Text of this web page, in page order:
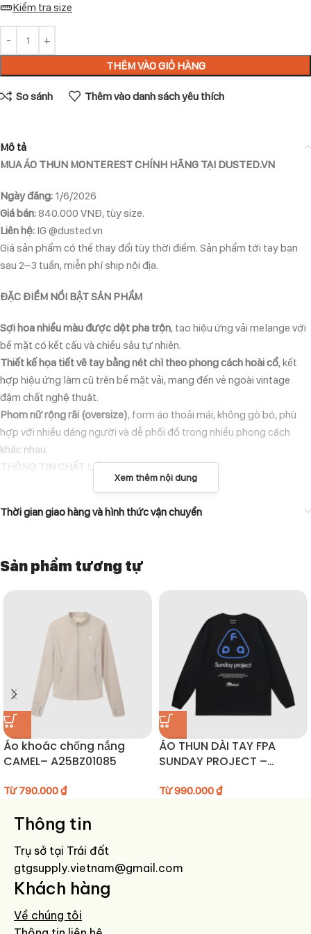
Kiểm tra size
THÊM VÀO GIỎ HÀNG
So sánh Thêm vào danh sách yêu thích
Mô tả
MUA ÁO THUN MONTEREST CHÍNH HÃNG TẠI DUSTED.VN
Ngày đăng: 1/6/2026
Giá bán:840.000 VNĐ, tùy size.
Liên hệ: IG @dusted.vn
Giá sản phẩm có thể thay đổi tùy thời điểm. Sản phẩm tới tay bạn
sau 2–3 tuần, miễn phí ship nội địa.
ĐẶC ĐIỂM NỔI BẬT SẢN PHẨM
Sợi hoa nhiều màu được dệt pha trộn, tạo hiệu ứng vải melange với
bề mặt có kết cấu và chiều sâu tự nhiên.
Thiết kế họa tiết vẽ tay bằng nét chì theo phong cách hoài cổ, kết
hợp hiệu ứng làm cũ trên bề mặt vải, mang đến vẻ ngoài vintage
đậm chất nghệ thuật.
Phom nữ rộng rãi (oversize), form áo thoải mái, không gò bó, phù
hợp với nhiều dáng người và dễ phối đồ trong nhiều phong cách
khác nhau.
THÔNG TIN CHẤT LIỆU
HƯỚNG DẪN BẢO QUẢN
Giặt máy ở chế độ nhẹ hoặc giặt tay với nước lạnh.
Không sử dụng thuốc tẩy.
Lộn trái áo trước khi giặt để bảo vệ bề mặt vải.
Phơi nơi thoáng mát, ủi ở nhiệt độ thấp.
Xem thêm nội dung
Thời gian giao hàng và hình thức vận chuyển
Sản phẩm tương tự
Áo khoác chống nắng
CAMEL– A25BZ01085
Từ790.000₫
ÁO THUN DÀI TAY FPA
SUNDAY PROJECT –
Từ990.000₫
Thông tin
Trụ sở tại Trái đất
gtgsupply.vietnam@gmail.com
Khách hàng
Về chúng tôi